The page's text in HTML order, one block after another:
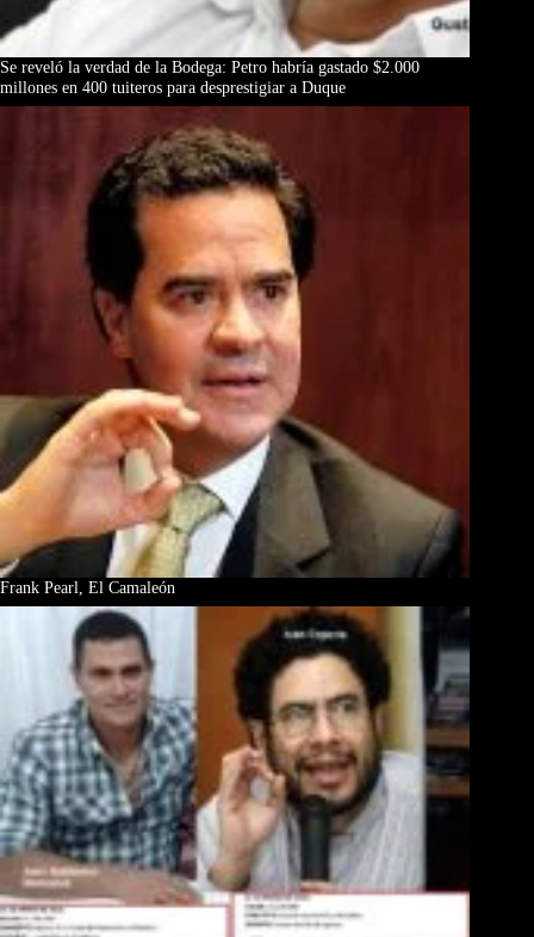
Se reveló la verdad de la Bodega: Petro habría gastado $2.000
millones en 400 tuiteros para desprestigiar a Duque
Frank Pearl, El Camaleón